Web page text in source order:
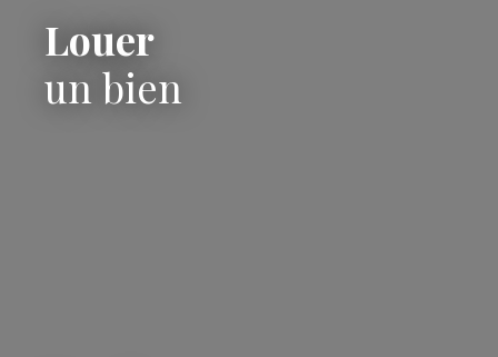
Louer
un bien